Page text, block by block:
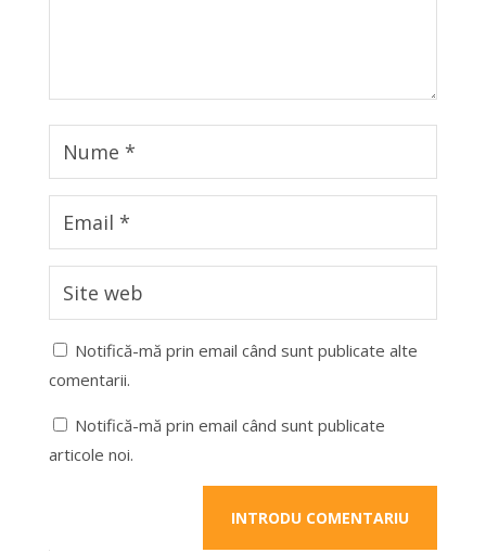
Notifică-mă prin email când sunt publicate alte
comentarii.
Notifică-mă prin email când sunt publicate
articole noi.
INTRODU COMENTARIU